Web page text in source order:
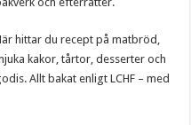
hittar du recept på matbröd,
kakor, tårtor, desserter och
Allt bakat enligt LCHF – med